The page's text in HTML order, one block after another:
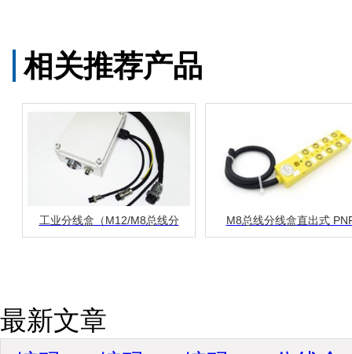
相关推荐产品
工业分线盒（M12/M8总线分 M8总线分线盒直出式
最新文章